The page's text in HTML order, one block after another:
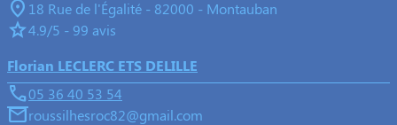
18 Rue de l'Égalité - 82000 - Montauban
4.9/5 - 99 avis
Florian LECLERC ETS DELILLE
05 36 40 53 54
roussilhesroc82@gmail.com